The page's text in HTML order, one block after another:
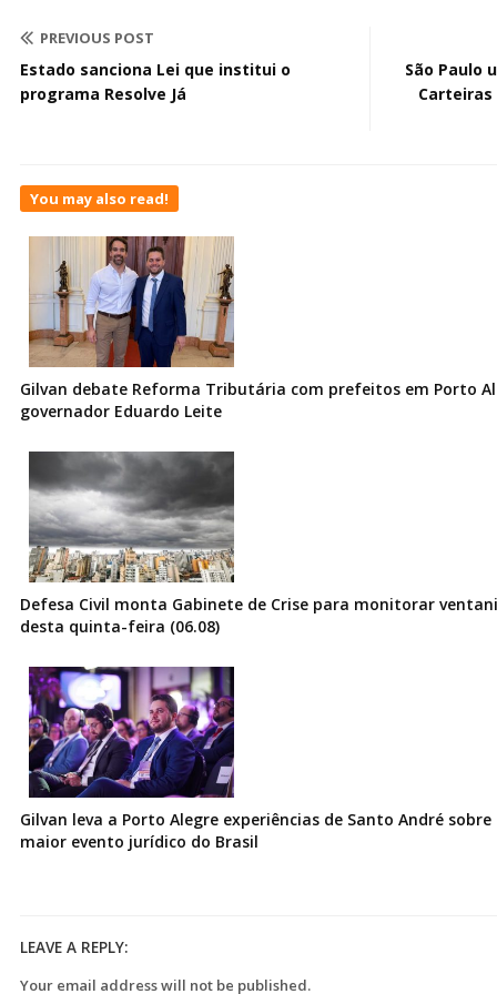
PREVIOUS POST
Estado sanciona Lei que institui o
programa Resolve Já
São Paulo
You may also read!
Gilvan debate Reforma Tributária com prefeitos em Porto
governador Eduardo Leite
Defesa Civil monta Gabinete de Crise para monitorar
desta quinta-feira (06.08)
Gilvan leva a Porto Alegre experiências de Santo André
maior evento jurídico do Brasil
LEAVE A REPLY:
Your email address will not be published.